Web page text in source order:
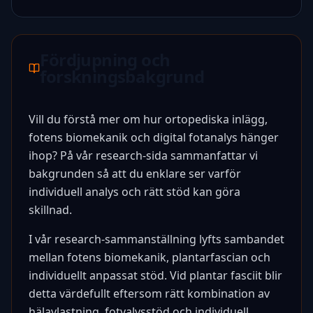
Vill du förstå mer om hur ortopediska inlägg,
fotens biomekanik och digital fotanalys hänger
ihop? På vår research-sida sammanfattar vi
bakgrunden så att du enklare ser varför
individuell analys och rätt stöd kan göra
skillnad.
I vår research-sammanställning lyfts sambandet
mellan fotens biomekanik, plantarfascian och
individuellt anpassat stöd. Vid plantar fasciit blir
detta värdefullt eftersom rätt kombination av